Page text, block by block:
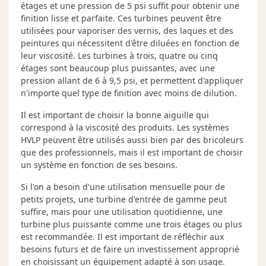
étages et une pression de 5 psi suffit pour obtenir une
finition lisse et parfaite. Ces turbines peuvent être
utilisées pour vaporiser des vernis, des laques et des
peintures qui nécessitent d'être diluées en fonction de
leur viscosité. Les turbines à trois, quatre ou cinq
étages sont beaucoup plus puissantes, avec une
pression allant de 6 à 9,5 psi, et permettent d'appliquer
n'importe quel type de finition avec moins de dilution.
Il est important de choisir la bonne aiguille qui
correspond à la viscosité des produits. Les systèmes
HVLP peuvent être utilisés aussi bien par des bricoleurs
que des professionnels, mais il est important de choisir
un système en fonction de ses besoins.
Si l'on a besoin d'une utilisation mensuelle pour de
petits projets, une turbine d'entrée de gamme peut
suffire, mais pour une utilisation quotidienne, une
turbine plus puissante comme une trois étages ou plus
est recommandée. Il est important de réfléchir aux
besoins futurs et de faire un investissement approprié
en choisissant un équipement adapté à son usage.